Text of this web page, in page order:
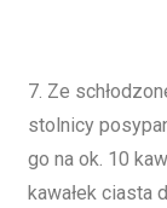
7. Ze
stolnicy
go na ok. 10
kawałek ciasta